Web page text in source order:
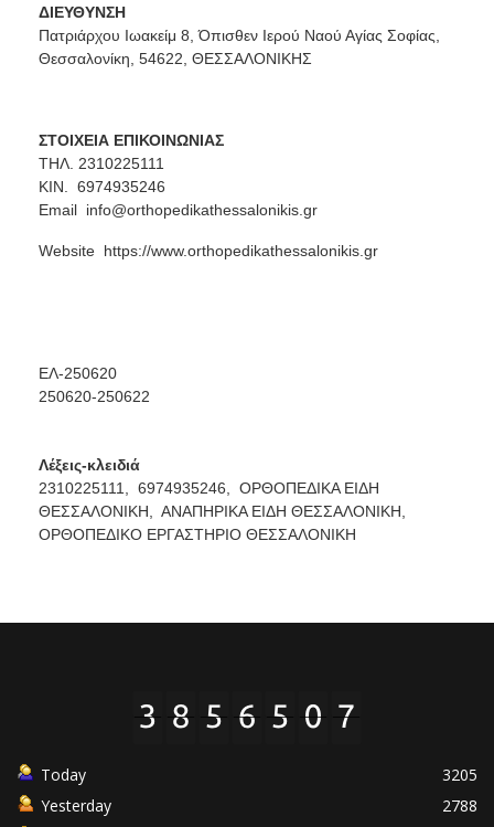
ΔΙΕΥΘΥΝΣΗ
Πατριάρχου Ιωακείμ 8, Όπισθεν Ιερού Ναού Αγίας Σοφίας,
Θεσσαλονίκη, 54622, ΘΕΣΣΑΛΟΝΙΚΗΣ
ΣΤΟΙΧΕΙΑ ΕΠΙΚΟΙΝΩΝΙΑΣ
ΤΗΛ. 2310225111
ΚΙΝ. 6974935246
Email info@orthopedikathessalonikis.gr
Website https://www.orthopedikathessalonikis.gr
ΕΛ-250620
250620-250622
Λέξεις-κλειδιά
2310225111,
6974935246,
ΟΡΘΟΠΕΔΙΚΑ ΕΙΔΗ
ΘΕΣΣΑΛΟΝΙΚΗ,
ΑΝΑΠΗΡΙΚΑ ΕΙΔΗ ΘΕΣΣΑΛΟΝΙΚΗ,
ΟΡΘΟΠΕΔΙΚΟ ΕΡΓΑΣΤΗΡΙΟ ΘΕΣΣΑΛΟΝΙΚΗ
Today
3205
Yesterday
2788